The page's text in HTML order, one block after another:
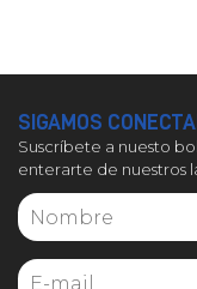
SIGAMOS
Suscríbete a nuesto
enterarte de nuestros